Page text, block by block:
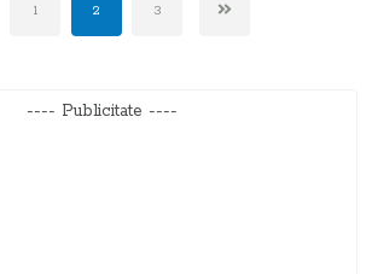
1 2 3
---- Publicitate ----